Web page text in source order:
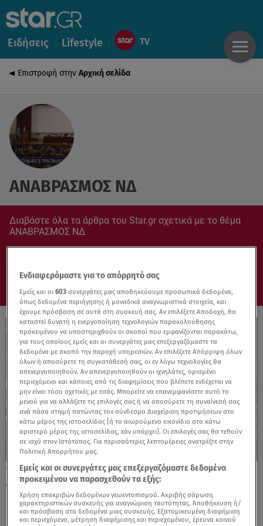
Ειδήσεις Lifestyle
Επιστροφή στην Αρχική σελίδα
ΑΝΑΒΡΑΣΜΟΣ ΝΔ
Διαβάστε όλα τα άρθρα του Star.gr σχετικά με το θέμα
ΑΝΑΒΡΑΣΜΟΣ ΝΔ
02.07.24, 17:53
Αναβρασμός στη ΝΔ από τα «πυρά»
Καραμανλή και Σαμαρά
Ενδιαφερόμαστε για το απόρρητό σας
Εμείς και οι603 συνεργάτες μας αποθηκεύουμε προσωπικά δεδομένα,
όπως δεδομένα περιήγησης ή μοναδικά αναγνωριστικά στοιχεία, και
έχουμε πρόσβαση σε αυτά στη συσκευή σας. Αν επιλέξετε Αποδοχή, θα
καταστεί δυνατή η ενεργοποίηση τεχνολογιών παρακολούθησης
προκειμένου να υποστηριχθούν οι σκοποί που εμφανίζονται παρακάτω,
για τους οποίους εμείς και οι συνεργάτες μας επεξεργαζόμαστε τα
δεδομένα με σκοπό την παροχή υπηρεσιών. Αν επιλέξετε Απόρριψη όλων
όλων ή αποσύρετε τη συγκατάθεσή σας, οι εν λόγω τεχνολογίες θα
απενεργοποιηθούν. Αν απενεργοποιηθούν οι ιχνηλάτες, ορισμένο
περιεχόμενο και κάποιες από τις διαφημίσεις που βλέπετε ενδέχεται να
μην είναι τόσο σχετικές με εσάς. Μπορείτε να επανεμφανίσετε αυτό το
μενού για να αλλάξετε τις επιλογές σας ή να αποσύρετε τη συναίνεσή σας
ανά πάσα στιγμή πατώντας τον σύνδεσμο Διαχείριση προτιμήσεων στο
κάτω μέρος της ιστοσελίδας [ή το αιωρούμενο εικονίδιο στο κάτω
αριστερό μέρος της ιστοσελίδας, εάν υπάρχει]. Οι επιλογές σας θα τεθούν
σε ισχύ στον Ιστότοπος. Για περισσότερες λεπτομέρειες ανατρέξτε στην
Πολιτική Απορρήτου μας.
Εμείς και οι συνεργάτες μας επεξεργαζόμαστε δεδομένα
προκειμένου να παρασχεθούν τα εξής:
Χρήση επακριβών δεδομένων γεωεντοπισμού. Ακριβής σάρωση
χαρακτηριστικών συσκευής για αναγνώριση ταυτότητας. Αποθήκευση ή/
και πρόσβαση στα δεδομένα μιας συσκευής. Εξατομικευμένη διαφήμιση
και περιεχόμενο, μέτρηση διαφήμισης και περιεχομένου, έρευνα κοινού